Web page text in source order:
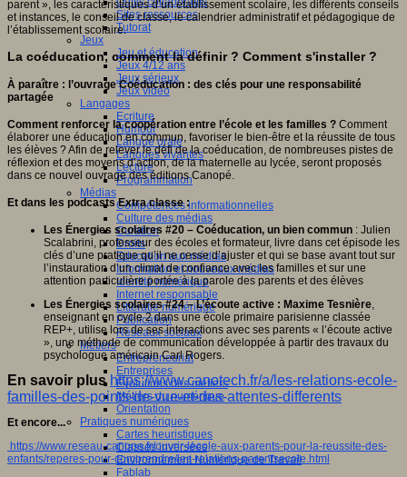
Sites ressources
Tutorat
Jeux
Jeu et éducation
Jeux 4/12 ans
Jeux sérieux
Jeux vidéo
Langages
Ecriture
Humour
Langue orale
Langues vivantes
Lecture
Programmation
Médias
Compétences informationnelles
Culture des médias
Curation
Droits
Education aux médias
Information et nouveaux médias
Identité numérique
Internet responsable
Littératie numérique
Publication
Réseaux sociaux
Métiers
Entrepreneuriat
Entreprises
Evolutions des métiers
Métiers du numérique
Orientation
Pratiques numériques
Cartes heuristiques
Classes inversées
Environnement Numérique de Travail
Fablab
parent », les caractéristiques d’un établissement scolaire, les différents conseils
et instances, le conseil de classe, le calendrier administratif et pédagogique de
l’établissement scolaire.
La coéducation, comment la définir ? Comment s'installer ?
À paraître : l’ouvrage Coéducation : des clés pour une responsabilité
partagée
Comment renforcer la coopération entre l’école et les familles ? Comment
élaborer une éducation en commun, favoriser le bien-être et la réussite de tous
les élèves ? Afin de relever le défi de la coéducation, de nombreuses pistes de
réflexion et des moyens d’action, de la maternelle au lycée, seront proposés
dans ce nouvel ouvrage des éditions Canopé.
Et dans les podcasts Extra classe :
Les Énergies scolaires #20 – Coéducation, un bien commun : Julien
Scalabrini, professeur des écoles et formateur, livre dans cet épisode les
clés d’une pratique qu’il ne cesse d’ajuster et qui se base avant tout sur
l’instauration d’un climat de confiance avec les familles et sur une
attention particulière portée à la parole des parents et des élèves
Les Énergies scolaires #24 – L’écoute active : Maxime Tesnière
enseignant en cycle 2 dans une école primaire parisienne classée
REP+, utilise lors de ses interactions avec ses parents « l’écoute active
», une méthode de communication développée à partir des travaux du
psychologue américain Carl Rogers.
En savoir plus https://www.canotech.fr/a/les-relations-ecole-
familles-des-points-de-vue-et-des-attentes-differents
Et encore...
https://www.reseau-canope.fr/ouvrir-lecole-aux-parents-pour-la-reussite-des-
enfants/reperes-pour-comprendre/les-relations-parentsecole.html